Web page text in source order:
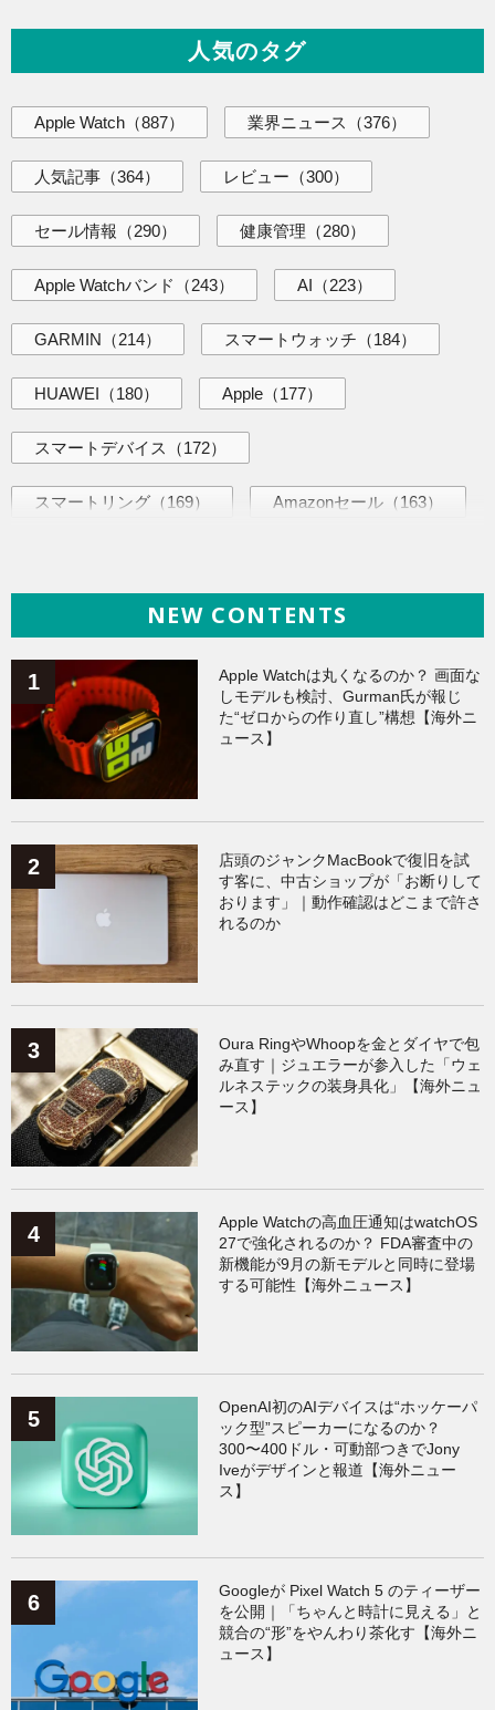
人気のタグ
Apple Watch （887） 業界ニュース （376）
人気記事 （364） レビュー （300）
セール情報 （290） 健康管理 （280）
Apple Watchバンド （243） AI （223）
GARMIN （214） スマートウォッチ （184）
HUAWEI （180） Apple （177）
スマートデバイス （172）
スマートリング （169） Amazonセール （163）
ヘルスケア（140）
Galaxy（136） （136）
ワークアウト（131）
AppleWatchアクセサリー
Xiaomi（119）
NEW CONTENTS
Apple Watchは丸くなるのか？ 画面な
しモデルも検討、Gurman氏が報じ
た“ゼロからの作り直し”構想【海外ニ
ュース】
店頭のジャンクMacBookで復旧を試
す客に、中古ショップが「お断りして
おります」｜動作確認はどこまで許さ
れるのか
Oura RingやWhoopを金とダイヤで包
み直す｜ジュエラーが参入した「ウェ
ルネステックの装身具化」【海外ニュ
ース】
Apple Watchの高血圧通知はwatchOS
27で強化されるのか？ FDA審査中の
新機能が9月の新モデルと同時に登場
する可能性【海外ニュース】
OpenAI初のAIデバイスは“ホッケーパ
ック型”スピーカーになるのか？
300〜400ドル・可動部つきでJony
Iveがデザインと報道【海外ニュー
ス】
Googleが Pixel Watch 5 のティーザー
を公開｜「ちゃんと時計に見える」と
競合の“形”をやんわり茶化す【海外ニ
ュース】